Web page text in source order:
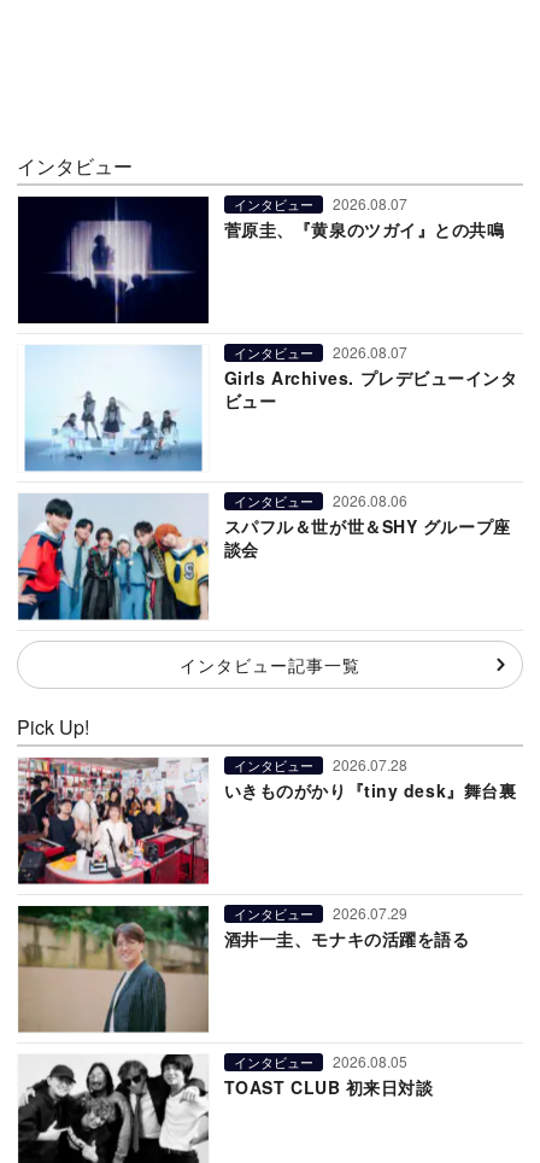
インタビュー
インタビュー 2026.08.07
菅原圭、『黄泉のツガイ』との共鳴
インタビュー 2026.08.07
Girls Archives. プレデビューインタ
ビュー
インタビュー 2026.08.06
スパフル＆世が世＆SHY グループ座
談会
インタビュー記事一覧
Pick Up!
インタビュー 2026.07.28
いきものがかり『tiny desk』舞台裏
インタビュー 2026.07.29
酒井一圭、モナキの活躍を語る
インタビュー 2026.08.05
TOAST CLUB 初来日対談